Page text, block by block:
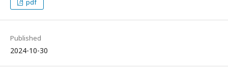
pdf
Published
2024-10-30